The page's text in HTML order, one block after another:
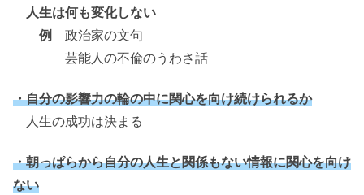
人生は何も変化しない
例 政治家の文句
芸能人の不倫のうわさ話
・自分の影響力の輪の中に関心を向け続けられるか
人生の成功は決まる
・朝っぱらから自分の人生と関係もない情報に関心を向け
ない